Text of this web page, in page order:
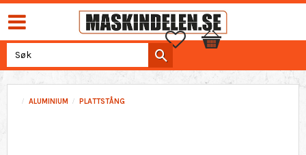
Favoritter
Handlekurv
ALUMINIUM PLATTSTÅNG